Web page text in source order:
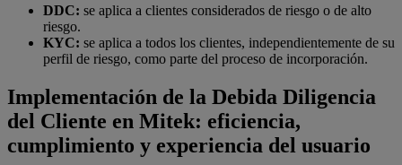
DDC: se aplica a clientes considerados de riesgo o de alto
riesgo.
KYC: se aplica a todos los clientes, independientemente de su
perfil de riesgo, como parte del proceso de incorporación.
Implementación de la Debida Diligencia
del Cliente en Mitek: eficiencia,
cumplimiento y experiencia del usuario